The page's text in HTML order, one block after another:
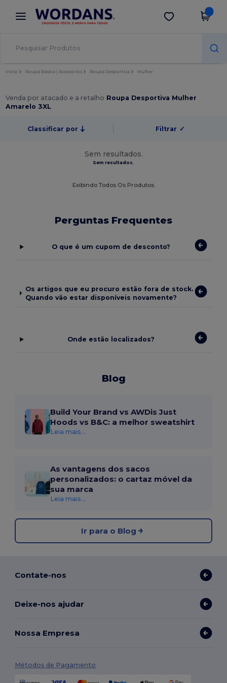
× App Wordans
Melhores preços na app!
Obter app
Início Roupa Básica | Acessórios Roupa Desportiva Mulher
Venda por atacado e a retalho Roupa Desportiva Mulher
Amarelo 3XL
Classificar por Filtrar ✓
Sem resultados.
Sem resultados.
Exibindo Todos Os Produtos.
Perguntas Frequentes
O que é um cupom de desconto?
Os artigos que eu procuro estão fora de stock.
Quando vão estar disponíveis novamente?
Onde estão localizados?
Blog
Build Your Brand vs AWDis Just
Hoods vs B&C: a melhor sweatshirt
Leia mais...
As vantagens dos sacos
personalizados: o cartaz móvel da
sua marca
Leia mais...
Ir para o Blog
Contate-nos
Deixe-nos ajudar
Nossa Empresa
Métodos de Pagamento